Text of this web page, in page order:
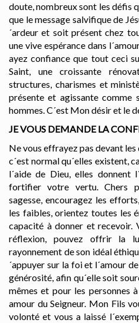
doute, nombreux sont les défis
que le message salvifique de
´ardeur et soit présent chez
une vive espérance dans
ayez confiance que tout ceci
Saint, une croissante
structures, charismes et
présente et agissante comme
hommes. C´est Mon désir et le
JE VOUS DEMANDE LA
Ne vous effrayez pas devant
c´est normal qu´elles existent,
l´aide de Dieu, elles donnent
fortifier votre vertu. Chers
sagesse, encouragez les efforts,
les faibles, orientez toutes les
capacité à donner et recevoir.
réflexion, pouvez offrir la
rayonnement de son idéal
´appuyer sur la foi et l´amour
générosité, afin qu´elle soit
mêmes et pour les personnes
amour du Seigneur. Mon Fils
volonté et vous a laissé